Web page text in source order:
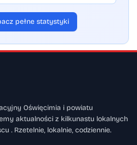
pełne statystyki
Oświęcimia i powiatu
aktualności z kilkunastu lokalnych
. Rzetelnie, lokalnie, codziennie.